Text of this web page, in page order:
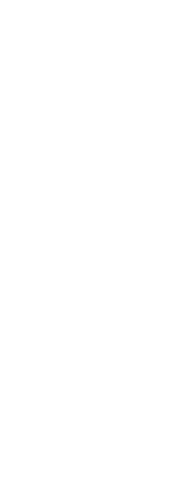
社の共同利用者
とをご了承くだ
」に記載されて
年1月12日よ